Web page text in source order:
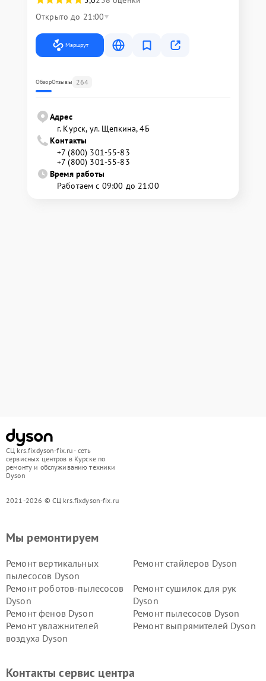
Открыто до 21:00
Маршрут
ОбзорОтзывы 264
Адрес
г. Курск, ул. Щепкина, 4Б
Контакты
+7 (800) 301-55-83
+7 (800) 301-55-83
Время работы
Работаем с 09:00 до 21:00
СЦ krs.fixdyson-fix.ru - сеть
сервисных центров в Курске по
ремонту и обслуживанию техники
Dyson
2021-2026 © СЦ krs.fixdyson-fix.ru
Мы ремонтируем
Ремонт вертикальных
пылесосов Dyson
Ремонт стайлеров Dyson
Ремонт роботов-пылесосов
Dyson
Ремонт сушилок для рук
Dyson
Ремонт фенов Dyson
Ремонт пылесосов Dyson
Ремонт увлажнителей
воздуха Dyson
Ремонт выпрямителей Dyson
Контакты сервис центра